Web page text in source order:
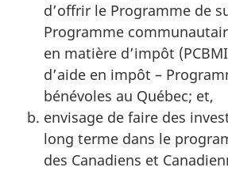
d’offrir le Programme de
Programme
en matière d’impôt
d’aide en impôt –
bénévoles au Québec; et,
envisage de faire des
long terme dans le
des Canadiens et